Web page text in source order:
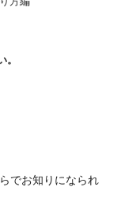
でお知りになられ